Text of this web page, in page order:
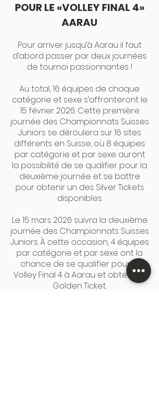
POUR LE «VOLLEY FINAL 4»
AARAU
Pour arriver jusqu’à Aarau il faut
d’abord passer par deux journées
de tournoi passionnantes !
Au total, 16 équipes de chaque
catégorie et sexe s’affronteront le
15 février 2026. Cette première
journée des Championnats Suisses
Juniors se déroulera sur 16 sites
différents en Suisse, où 8 équipes
par catégorie et par sexe auront
la possibilité de se qualifier pour la
deuxième journée et se battre
pour obtenir un des Silver Tickets
disponibles.
Le 15 mars 2026 suivra la deuxième
journée des Championnats Suisses
Juniors. À cette occasion, 4 équipes
par catégorie et par sexe ont la
chance de se qualifier pour le
Volley Final 4 à Aarau et obtenir le
Golden Ticket.